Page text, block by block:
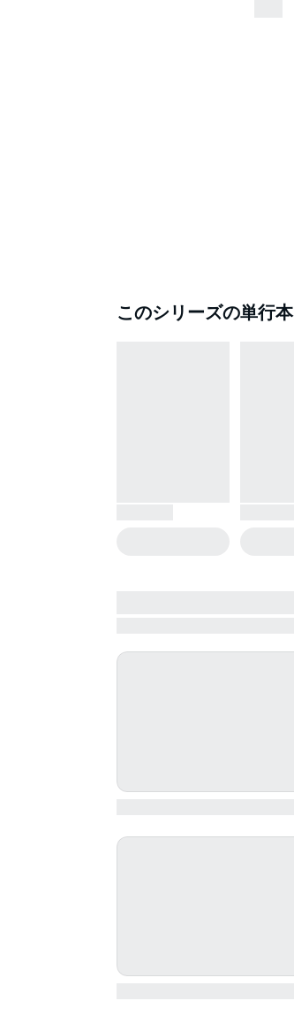
このシリーズの単行本